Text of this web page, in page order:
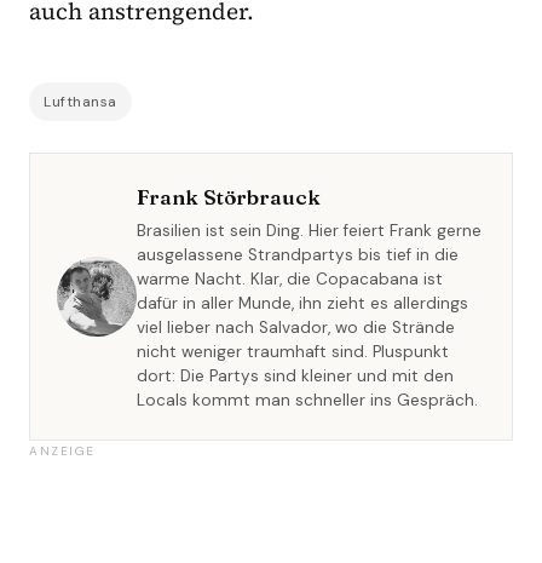
auch anstrengender.
Lufthansa
Frank Störbrauck
Brasilien ist sein Ding. Hier feiert Frank gerne
ausgelassene Strandpartys bis tief in die
warme Nacht. Klar, die Copacabana ist
dafür in aller Munde, ihn zieht es allerdings
viel lieber nach Salvador, wo die Strände
nicht weniger traumhaft sind. Pluspunkt
dort: Die Partys sind kleiner und mit den
Locals kommt man schneller ins Gespräch.
ANZEIGE